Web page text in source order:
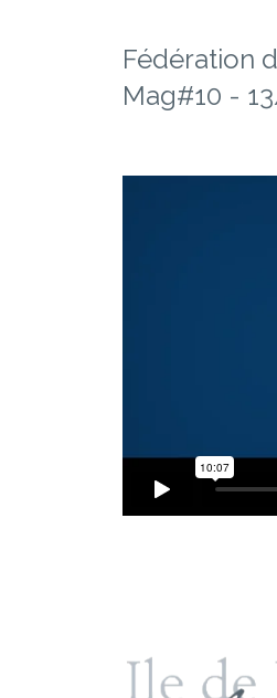
Fédération
Mag#10 -